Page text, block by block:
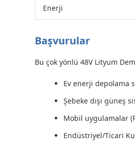
Enerji
Başvurular
Bu çok yönlü 48V Lityum
Ev enerji depolama
Şebeke dışı güneş
Mobil uygulamalar
Endüstriyel/Ticari